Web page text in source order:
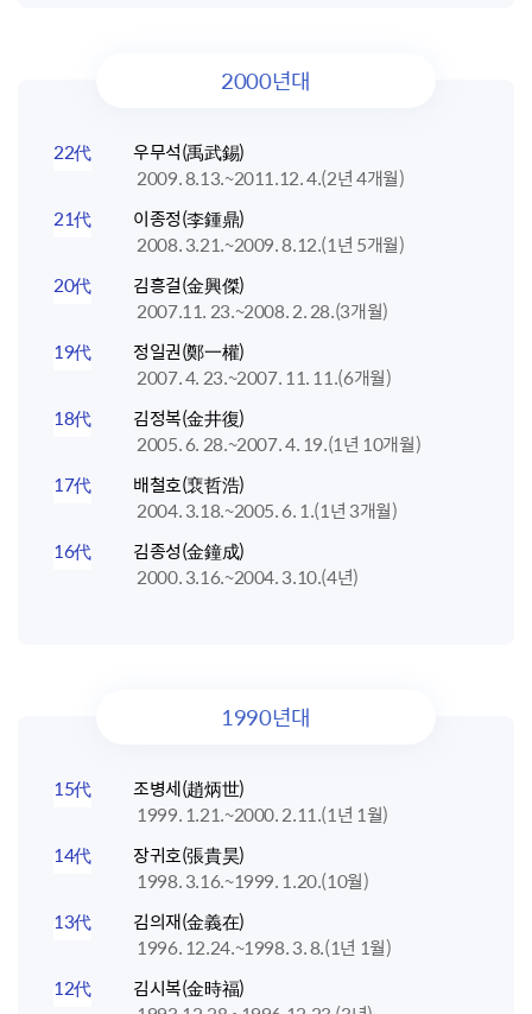
2000년대
22代
우무석(禹武錫)
2009. 8.13.~2011.12. 4.(2년 4개월)
21代
이종정(李鍾鼎)
2008. 3.21.~2009. 8.12.(1년 5개월)
20代
김흥걸(金興傑)
2007.11. 23.~2008. 2. 28.(3개월)
19代
정일권(鄭一權)
2007. 4. 23.~2007. 11. 11.(6개월)
18代
김정복(金井復)
2005. 6. 28.~2007. 4. 19.(1년 10개월)
17代
배철호(裵哲浩)
2004. 3.18.~2005. 6. 1.(1년 3개월)
16代
김종성(金鐘成)
2000. 3.16.~2004. 3.10.(4년)
1990년대
15代
조병세(趙炳世)
1999. 1.21.~2000. 2.11.(1년 1월)
14代
장귀호(張貴昊)
1998. 3.16.~1999. 1.20.(10월)
13代
김의재(金義在)
1996. 12.24.~1998. 3. 8.(1년 1월)
12代
김시복(金時福)